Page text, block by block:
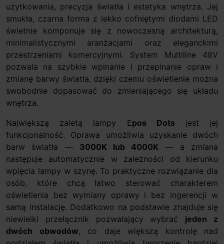
użytkowania, precyzja światła i estetyka wnętrza. Jej
smukła, czarna forma z lekko cofniętymi diodami LED
świetnie komponuje się z nowoczesną architekturą,
minimalistycznymi aranżacjami oraz eleganckimi
przestrzeniami komercyjnymi. System Multiline 48V
pozwala na szybkie wpinanie i przepinanie opraw i
zmianę barwy światła, dzięki czemu oświetlenie można
swobodnie dopasować do zmieniającego się układu
wnętrza.
Największą zaletą lampy Epos Dots jest jej
funkcjonalność. Oprawa umożliwia uzyskanie dwóch
barw światła — 3000K lub 4000K — a zmiana
następuje automatycznie w zależności od kierunku
wpięcia lampy w szynę. To praktyczne rozwiązanie dla
osób, które chcą łatwo sterować charakterem
oświetlenia bez wymiany oprawy i bez ingerencji w
samą instalację. Dodatkowo na podstawie znajduje się
niewielki przełącznik pozwalający wybrać jeden z
dwóch obwodów, co daje większą kontrolę nad